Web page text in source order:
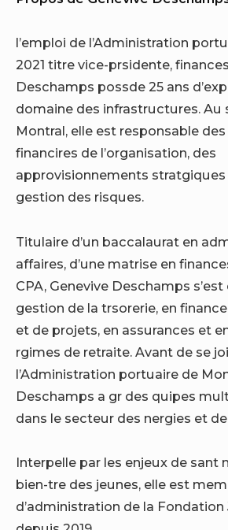
l’emploi de l’Administration
2021 titre vice-prsidente,
Deschamps possde 25 ans
domaine des infrastructures. Au
Montral, elle est responsable
financires de l’organisation, des
approvisionnements stratgiques
gestion des risques.
Titulaire d’un baccalaurat en
affaires, d’une matrise en
CPA, Genevive Deschamps
gestion de la trsorerie, en
et de projets, en assurances et
rgimes de retraite. Avant de se
l’Administration portuaire de
Deschamps a gr des quipes
dans le secteur des nergies et
Interpelle par les enjeux de sant
bien-tre des jeunes, elle est
d’administration de la